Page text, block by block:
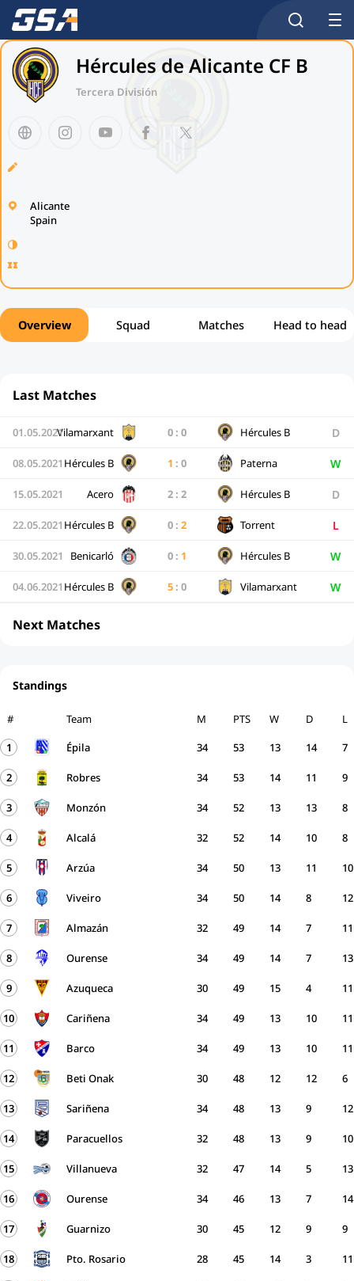
Hércules de Alicante CF B
Tercera División
Alicante
Spain
Overview Squad Matches Head to head
Last Matches
01.05.2021Vilamarxant 0 : 0 Hércules B D
08.05.2021 Hércules B 1 : 0 Paterna W
15.05.2021 Acero 2 : 2 Hércules B D
22.05.2021 Hércules B 0 : 2 Torrent L
30.05.2021 Benicarló 0 : 1 Hércules B W
04.06.2021 Hércules B 5 : 0 Vilamarxant W
Next Matches
Standings
# Team M W D L
PTS
1
Épila 34 13 14 7
53
2 Robres 34 14 11 9
53
3 Monzón 34 13 13 8
52
4 Alcalá 32 14 10 8
52
5 Arzúa 34 13 11 10
50
6 Viveiro 34 14 8 12
50
7 Almazán 32 14 7 11
49
8 Ourense 34 14 7 13
49
9 Azuqueca 30 15 4 11
49
10 Cariñena 34 13 10 11
49
11 Barco 34 13 10 11
49
12 Beti Onak 30 12 12 6
48
13 Sariñena 34 13 9 12
48
14 Paracuellos 32 13 9 10
48
15 Villanueva 32 14 5 13
47
16 Ourense 34 13 7 14
46
17 Guarnizo 30 12 9 9
45
18 Pto. Rosario 28 14 3 11
45